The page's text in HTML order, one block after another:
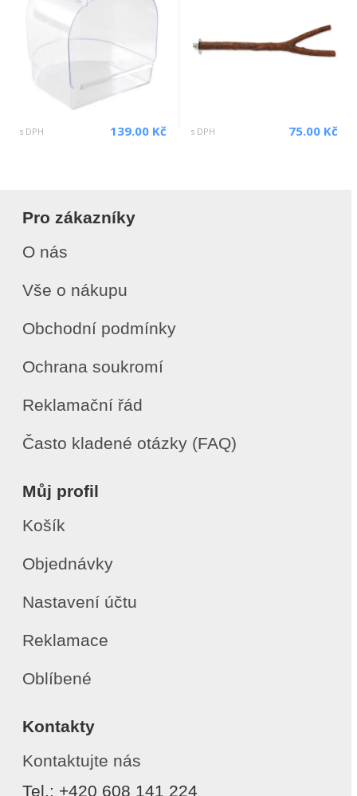
s DPH 139.00 Kč s DPH 75.00 Kč
Pro zákazníky
O nás
Vše o nákupu
Obchodní podmínky
Ochrana soukromí
Reklamační řád
Často kladené otázky (FAQ)
Můj profil
Košík
Objednávky
Nastavení účtu
Reklamace
Oblíbené
Kontakty
Kontaktujte nás
Tel.: +420 608 141 224